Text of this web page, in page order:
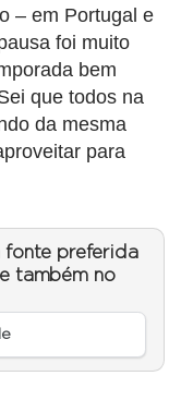
– em Portugal e
foi muito
bem
que todos na
da mesma
para
fonte preferida
também no